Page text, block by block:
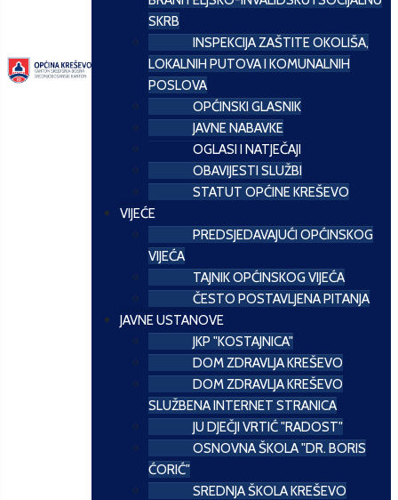
SKRB
INSPEKCIJA ZAŠTITE OKOLIŠA,
LOKALNIH PUTOVA I KOMUNALNIH
POSLOVA
OPĆINSKI GLASNIK
JAVNE NABAVKE
OGLASI I NATJEČAJI
OBAVIJESTI SLUŽBI
STATUT OPĆINE KREŠEVO
VIJEĆE
PREDSJEDAVAJUĆI OPĆINSKOG
VIJEĆA
TAJNIK OPĆINSKOG VIJEĆA
ČESTO POSTAVLJENA PITANJA
JAVNE USTANOVE
JKP "KOSTAJNICA"
DOM ZDRAVLJA KREŠEVO
DOM ZDRAVLJA KREŠEVO
SLUŽBENA INTERNET STRANICA
JU DJEČJI VRTIĆ "RADOST"
OSNOVNA ŠKOLA "DR. BORIS
ĆORIĆ"
SREDNJA ŠKOLA KREŠEVO